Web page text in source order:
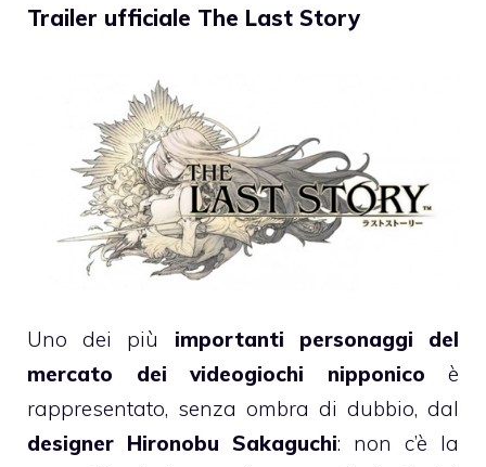
Trailer ufficiale The Last Story
Uno dei più importanti personaggi del
mercato dei videogiochi nipponico è
rappresentato, senza ombra di dubbio, dal
designer Hironobu Sakaguchi: non c’è la